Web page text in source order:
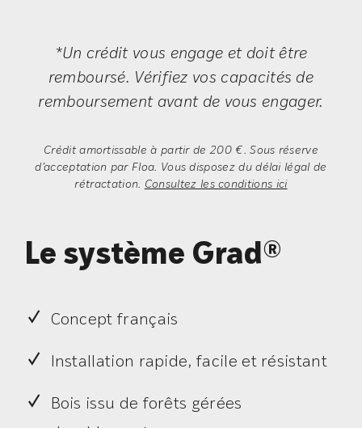
*Un crédit vous engage et doit être
remboursé. Vérifiez vos capacités de
remboursement avant de vous engager.
Crédit amortissable à partir de 200 €. Sous réserve
d’acceptation par Floa. Vous disposez du délai légal de
rétractation. Consultez les conditions ici
Le système Grad®
Concept français
Installation rapide, facile et résistant
Bois issu de forêts gérées